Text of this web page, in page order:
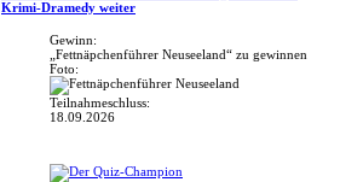
Krimi-Dramedy weiter
Gewinn:
„Fettnäpchenführer Neuseeland“ zu gewinnen
Foto:
Teilnahmeschluss:
18.09.2026